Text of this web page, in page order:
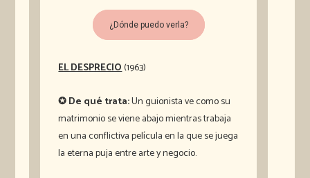
¿Dónde puedo verla?
EL DESPRECIO(1963)
✪ De qué trata:Un guionista ve como su
matrimonio se viene abajo mientras trabaja
en una conflictiva película en la que se juega
la eterna puja entre arte y negocio.